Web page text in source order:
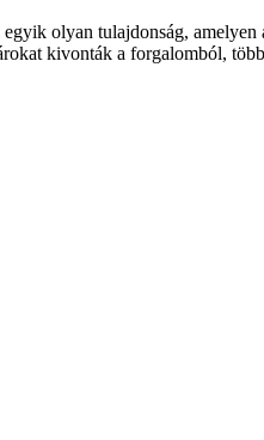
olyan tulajdonság, amelyen
kivonták a forgalomból,